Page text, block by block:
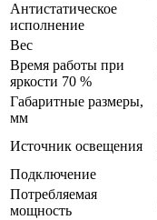
Антистатическое
исполнение
Вес
Время работы при
яркости 70 %
Габаритные размеры,
мм
Источник освещения
Подключение
Потребляемая
мощность